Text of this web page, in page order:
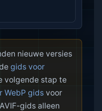
nieuwe versies
gids voor
volgende stap te
WebP gids voor
gids alleen